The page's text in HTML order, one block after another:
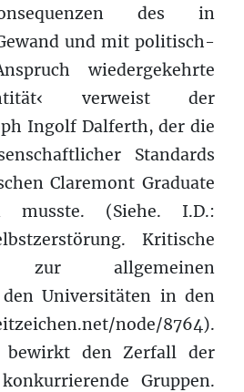
des in
und mit politisch-
wiedergekehrte
verweist der
Ingolf Dalferth, der die
Standards
Claremont Graduate
musste. (Siehe. I.D.:
Kritische
zur allgemeinen
Universitäten in den
node/8764).
bewirkt den Zerfall der
Gruppen.